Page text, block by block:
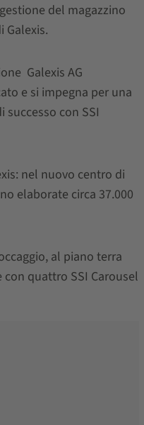
del magazzino
Galexis.
Galexis AG
e si impegna per una
con SSI
nel nuovo centro di
elaborate circa 37.000
al piano terra
quattro SSI Carousel